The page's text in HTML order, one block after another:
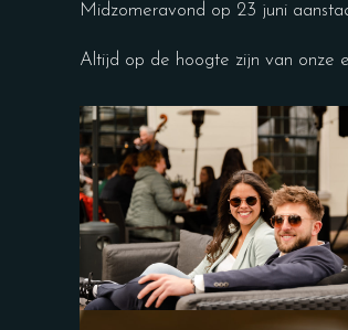
Midzomeravond op 23 juni
Altijd op de hoogte zijn van onze